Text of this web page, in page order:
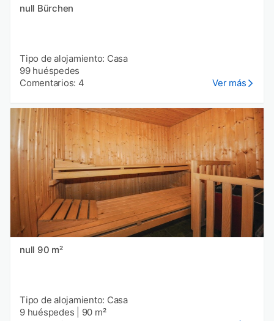
null Bürchen
Tipo de alojamiento: Casa
99 huéspedes
Comentarios: 4
Ver más
null 90 m²
Tipo de alojamiento: Casa
9 huéspedes
90 m²